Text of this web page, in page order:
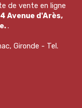
de vente en ligne
Avenue d'Arès,
.
Gironde - Tel.